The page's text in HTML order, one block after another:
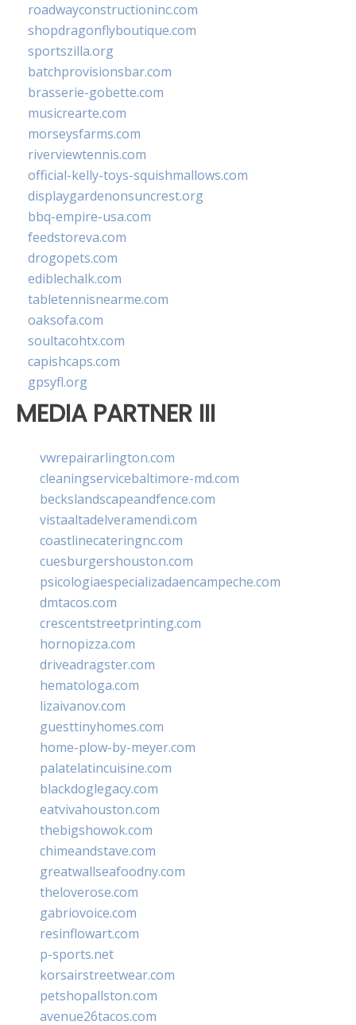
roadwayconstructioninc.com
shopdragonflyboutique.com
sportszilla.org
batchprovisionsbar.com
brasserie-gobette.com
musicrearte.com
morseysfarms.com
riverviewtennis.com
official-kelly-toys-squishmallows.com
displaygardenonsuncrest.org
bbq-empire-usa.com
feedstoreva.com
drogopets.com
ediblechalk.com
tabletennisnearme.com
oaksofa.com
soultacohtx.com
capishcaps.com
gpsyfl.org
MEDIA PARTNER III
vwrepairarlington.com
cleaningservicebaltimore-md.com
beckslandscapeandfence.com
vistaaltadelveramendi.com
coastlinecateringnc.com
cuesburgershouston.com
psicologiaespecializadaencampeche.com
dmtacos.com
crescentstreetprinting.com
hornopizza.com
driveadragster.com
hematologa.com
lizaivanov.com
guesttinyhomes.com
home-plow-by-meyer.com
palatelatincuisine.com
blackdoglegacy.com
eatvivahouston.com
thebigshowok.com
chimeandstave.com
greatwallseafoodny.com
theloverose.com
gabriovoice.com
resinflowart.com
p-sports.net
korsairstreetwear.com
petshopallston.com
avenue26tacos.com